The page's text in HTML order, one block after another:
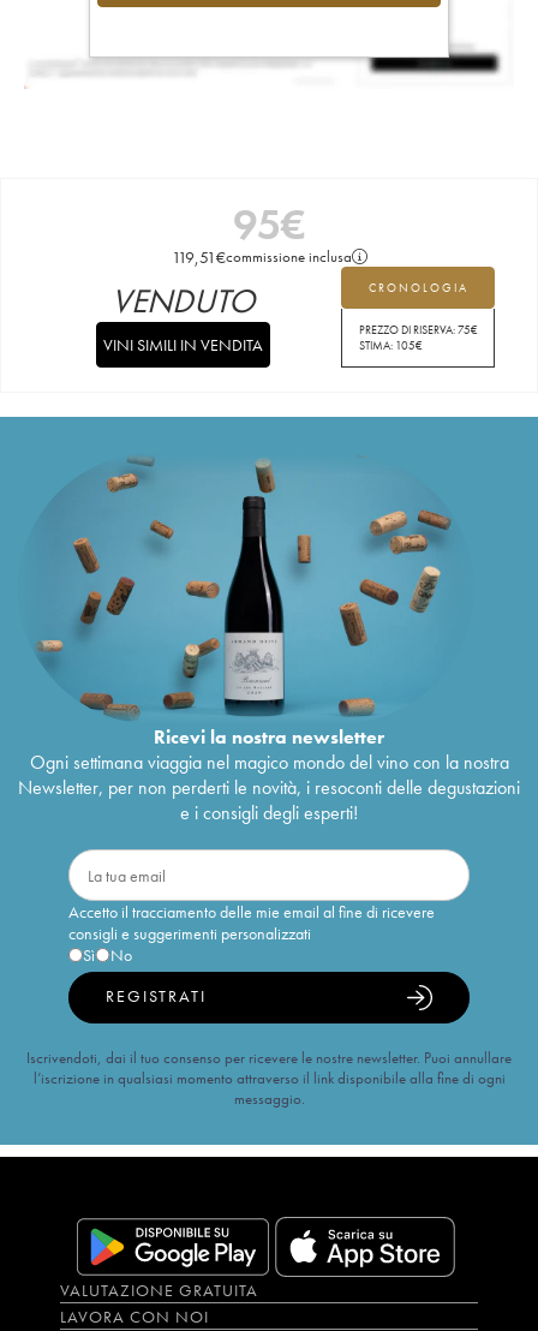
95€
119,51€commissione inclusa
CRONOLOGIA
PREZZO DI RISERVA:75€
STIMA: 105€
VENDUTO
VINI SIMILI IN VENDITA
Ricevi la nostra newsletter
Ogni settimana viaggia nel magico mondo del vino con la nostra
Newsletter, per non perderti le novità, i resoconti delle degustazioni
e i consigli degli esperti!
Accetto il tracciamento delle mie email al fine di ricevere
consigli e suggerimenti personalizzati
Sì
No
REGISTRATI
Iscrivendoti, dai il tuo consenso per ricevere le nostre newsletter. Puoi annullare
l’iscrizione in qualsiasi momento attraverso il link disponibile alla fine di ogni
messaggio.
VALUTAZIONE GRATUITA
LAVORA CON NOI